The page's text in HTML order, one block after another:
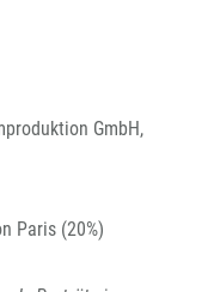
GmbH,
Paris (20%)